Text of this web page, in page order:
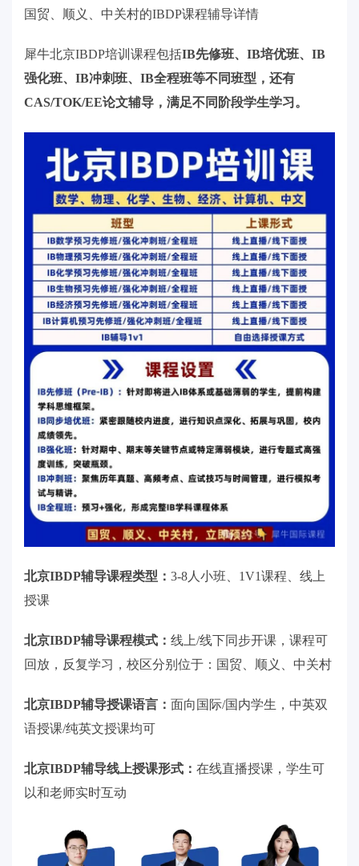
国贸、顺义、中关村的IBDP课程辅导详情
犀牛北京IBDP培训课程包括IB先修班、IB培优班、IB
强化班、IB冲刺班、IB全程班等不同班型，还有
CAS/TOK/EE论文辅导，满足不同阶段学生学习。
北京IBDP辅导课程类型： 3-8人小班、1V1课程、线上
授课
北京IBDP辅导课程模式： 线上/线下同步开课，课程可
回放，反复学习，校区分别位于：国贸、顺义、中关村
北京IBDP辅导授课语言： 面向国际/国内学生，中英双
语授课/纯英文授课均可
北京IBDP辅导线上授课形式： 在线直播授课，学生可
以和老师实时互动